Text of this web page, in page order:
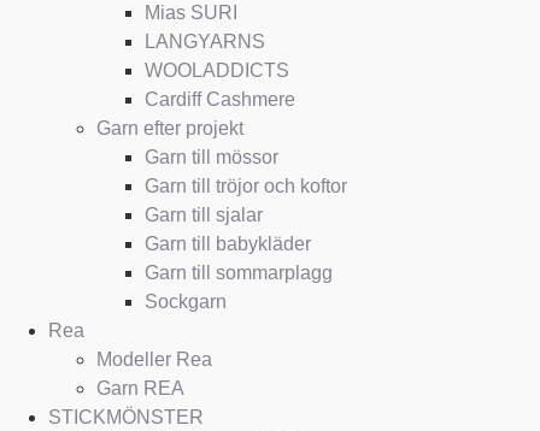
Mias SURI
LANGYARNS
WOOLADDICTS
Cardiff Cashmere
Garn efter projekt
Garn till mössor
Garn till tröjor och koftor
Garn till sjalar
Garn till babykläder
Garn till sommarplagg
Sockgarn
Rea
Modeller Rea
Garn REA
STICKMÖNSTER